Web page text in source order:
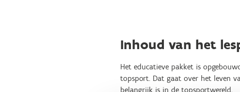
Inhoud van het
Het educatieve pakket is
topsport. Dat gaat over het leven
belangrijk is in de topsportwereld.